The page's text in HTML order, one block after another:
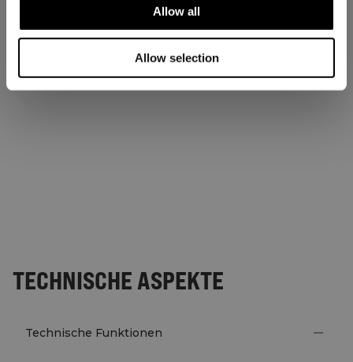
Allow all
Allow selection
TECHNISCHE ASPEKTE
Technische Funktionen